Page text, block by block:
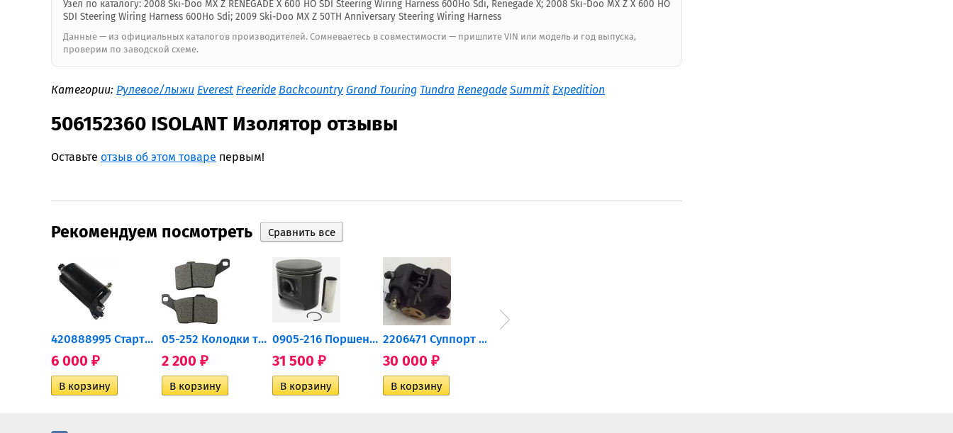
Узел по каталогу: 2008 Ski-Doo MX Z RENEGADE X 600 HO SDI Steering Wiring Harness 600Ho Sdi, Renegade X; 2008 Ski-Doo MX Z X 600 HO
SDI Steering Wiring Harness 600Ho Sdi; 2009 Ski-Doo MX Z 50TH Anniversary Steering Wiring Harness
Данные — из официальных каталогов производителей. Сомневаетесь в совместимости — пришлите VIN или модель и год выпуска,
проверим по заводской схеме.
Категории: Рулевое/лыжи Everest Freeride Backcountry Grand Touring Tundra Renegade Summit Expedition
506152360 ISOLANT Изолятор отзывы
Оставьте отзыв об этом товаре первым!
Рекомендуем посмотреть
420888995 Стартер для...
6 000 ₽
05-252 Колодки тормозные...
2 200 ₽
0905-216 Поршень Arctic Cat...
31 500 ₽
2206471 Суппорт тормозной...
30 000 ₽